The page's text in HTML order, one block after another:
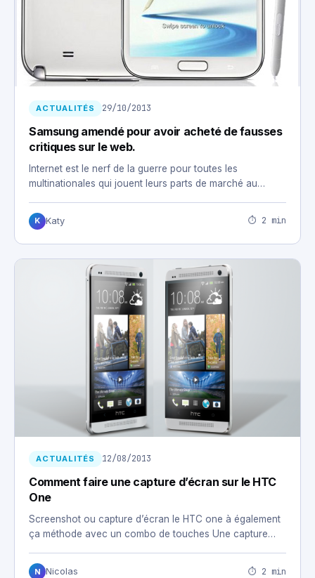
ACTUALITÉS 29/10/2013
Samsung amendé pour avoir acheté de fausses
critiques sur le web.
Internet est le nerf de la guerre pour toutes les
multinationales qui jouent leurs parts de marché au…
K Katy ⏱ 2 min
ACTUALITÉS 12/08/2013
Comment faire une capture d’écran sur le HTC
One
Screenshot ou capture d’écran le HTC one à également
ça méthode avec un combo de touches Une capture…
N Nicolas ⏱ 2 min